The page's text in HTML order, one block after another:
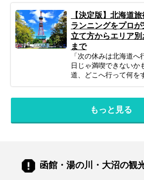
わせた「最高の函館旅
るための参考にぜひお
計画すれば、子連れ北
験になります。 この
ミリーが北海道旅行を
めの、計画の立て方の
対喜ぶおすすめスポ
ィ、ホテル選びの秘訣
な持ち物や注意点まで
【決定版】北海道
ランニングをプロ
立て方からエリア
まで
「次の休みは北海道
日じゃ満喫できない
道、どこへ行って何を
をたっぷり楽しむこ
事では、忙しいあなた
届けします。あなただ
行を実現するためのヒ
もっと見る
函館・湯の川・大沼の観